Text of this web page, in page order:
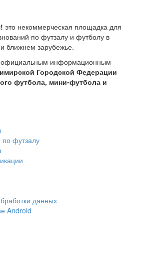
это некоммерческая площадка для
по футзалу и футболу в
ближнем зарубежье.
официальным информационным
Городской Федерации
футбола, мини-футбола и
футзалу
данных
Android